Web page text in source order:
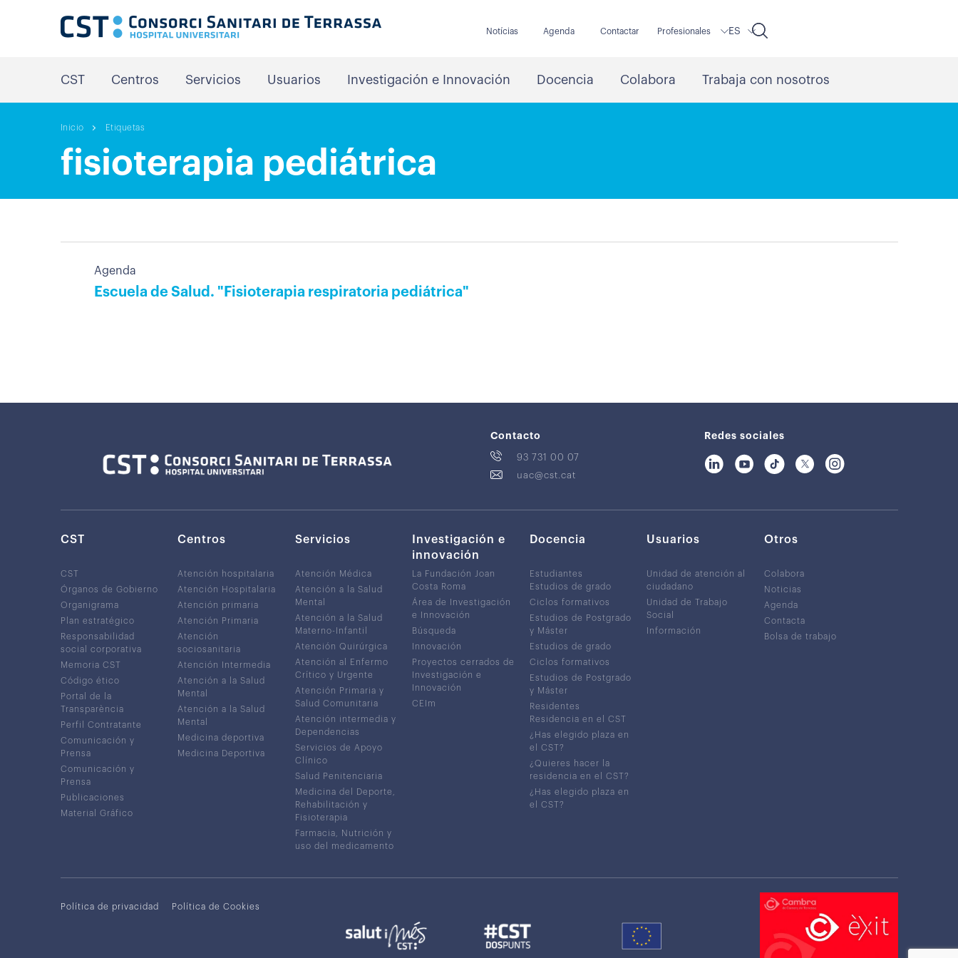
Notícias Agenda Contactar Profesionales ES
CST Centros Servicios Usuarios Investigación e Innovación Docencia Colabora Trabaja con nosotros
Inicio Etiquetas
fisioterapia pediátrica
Agenda
Escuela de Salud. "Fisioterapia respiratoria pediátrica"
Contacto
93 731 00 07
uac@cst.cat
Redes sociales
CST
CST
Órganos de Gobierno
Organigrama
Plan estratégico
Responsabilidad
social corporativa
Memoria CST
Código ético
Portal de la
Transparència
Perfil Contratante
Comunicación y
Prensa
Comunicación y
Prensa
Publicaciones
Material Gráfico
Centros
Atención hospitalaria
Atención Hospitalaria
Atención primaria
Atención Primaria
Atención
sociosanitaria
Atención Intermedia
Atención a la Salud
Mental
Atención a la Salud
Mental
Medicina deportiva
Medicina Deportiva
Servicios
Atención Médica
Atención a la Salud
Mental
Atención a la Salud
Materno-Infantil
Atención Quirúrgica
Atención al Enfermo
Crítico y Urgente
Atención Primaria y
Salud Comunitaria
Atención intermedia y
Dependencias
Servicios de Apoyo
Clínico
Salud Penitenciaria
Medicina del Deporte,
Rehabilitación y
Fisioterapia
Farmacia, Nutrición y
uso del medicamento
Investigación e
innovación
La Fundación Joan
Costa Roma
Área de Investigación
e Innovación
Búsqueda
Innovación
Proyectos cerrados de
Investigación e
Innovación
CEIm
Docencia
Estudiantes
Estudios de grado
Ciclos formativos
Estudios de Postgrado
y Máster
Estudios de grado
Ciclos formativos
Estudios de Postgrado
y Máster
Residentes
Residencia en el CST
¿Has elegido plaza en
el CST?
¿Quieres hacer la
residencia en el CST?
¿Has elegido plaza en
el CST?
Usuarios
Unidad de atención al
ciudadano
Unidad de Trabajo
Social
Información
Otros
Colabora
Noticias
Agenda
Contacta
Bolsa de trabajo
Política de privacidad Política de Cookies